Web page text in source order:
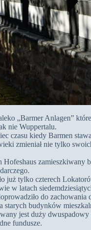
„Barmer Anlagen”
nie Wuppertalu.
czasu kiedy Barmen
zmieniał nie tylko
zamieszkiwany
już tylko czterech
w latach
do
budynków
jest duży
fundusze.